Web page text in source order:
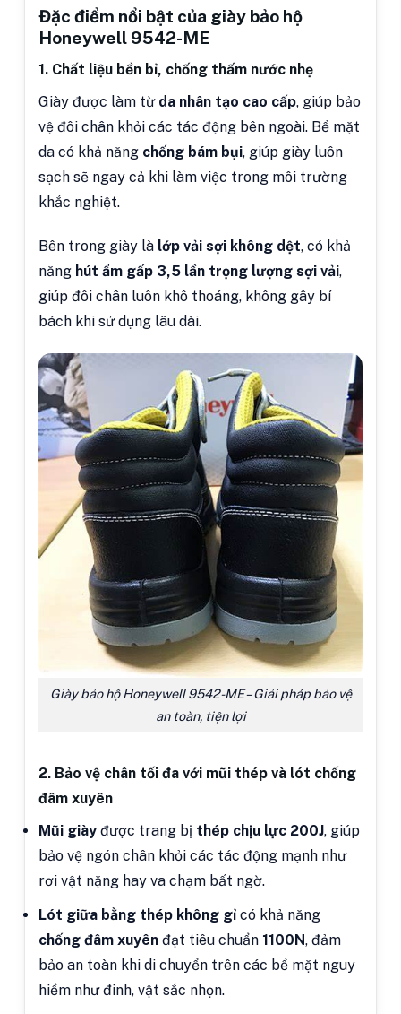
Đặc điểm nổi bật của giày bảo hộ
Honeywell 9542-ME
1. Chất liệu bền bỉ, chống thấm nước nhẹ
Giày được làm từ da nhân tạo cao cấp, giúp bảo
vệ đôi chân khỏi các tác động bên ngoài. Bề mặt
da có khả năng chống bám bụi, giúp giày luôn
sạch sẽ ngay cả khi làm việc trong môi trường
khắc nghiệt.
Bên trong giày là lớp vải sợi không dệt, có khả
năng hút ẩm gấp 3,5 lần trọng lượng sợi vải,
giúp đôi chân luôn khô thoáng, không gây bí
bách khi sử dụng lâu dài.
Giày bảo hộ Honeywell 9542-ME – Giải pháp bảo vệ
an toàn, tiện lợi
2. Bảo vệ chân tối đa với mũi thép và lót chống
đâm xuyên
Mũi giày được trang bị thép chịu lực 200J, giúp
bảo vệ ngón chân khỏi các tác động mạnh như
rơi vật nặng hay va chạm bất ngờ.
Lót giữa bằng thép không gỉ có khả năng
chống đâm xuyên đạt tiêu chuẩn 1100N, đảm
bảo an toàn khi di chuyển trên các bề mặt nguy
hiểm như đinh, vật sắc nhọn.